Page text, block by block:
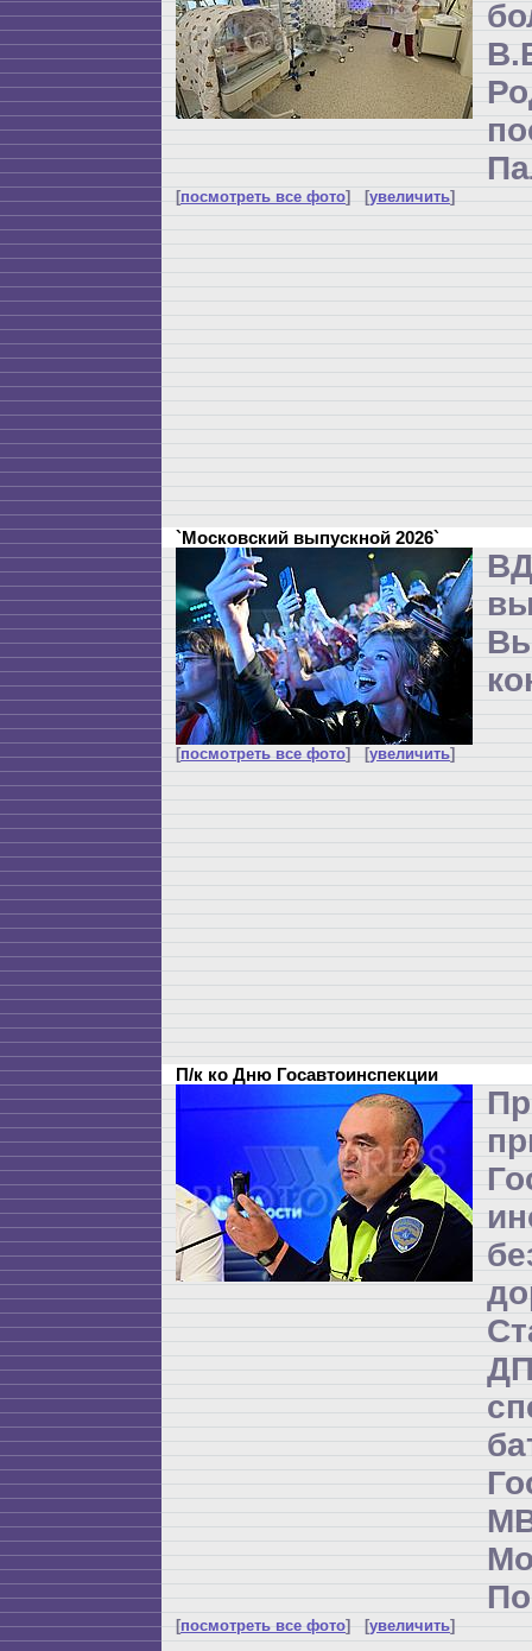
[посмотреть все фото] [увеличить]
`Московский выпускной 2026`
[посмотреть все фото] [увеличить]
П/к ко Дню Госавтоинспекции
[посмотреть все фото] [увеличить]